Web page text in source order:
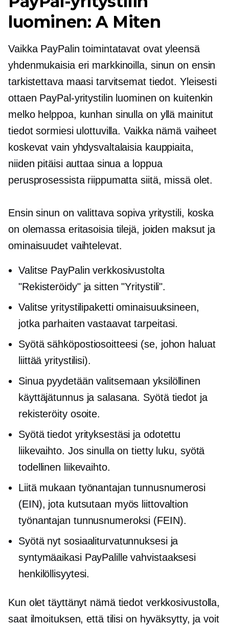
luominen: A Miten
Vaikka PayPalin toimintatavat ovat yleensä
yhdenmukaisia ​​eri markkinoilla, sinun on ensin
tarkistettava maasi tarvitsemat tiedot. Yleisesti
ottaen PayPal-yritystilin luominen on kuitenkin
melko helppoa, kunhan sinulla on yllä mainitut
tiedot sormiesi ulottuvilla. Vaikka nämä vaiheet
koskevat vain yhdysvaltalaisia ​​kauppiaita,
niiden pitäisi auttaa sinua a loppua
perusprosessista riippumatta siitä, missä olet.
Ensin sinun on valittava sopiva yritystili, koska
on olemassa eritasoisia tilejä, joiden maksut ja
ominaisuudet vaihtelevat.
Valitse PayPalin verkkosivustolta
"Rekisteröidy" ja sitten "Yritystili".
Valitse yritystilipaketti ominaisuuksineen,
jotka parhaiten vastaavat tarpeitasi.
Syötä sähköpostiosoitteesi (se, johon haluat
liittää yritystilisi).
Sinua pyydetään valitsemaan yksilöllinen
käyttäjätunnus ja salasana. Syötä tiedot ja
rekisteröity osoite.
Syötä tiedot yrityksestäsi ja odotettu
liikevaihto. Jos sinulla on tietty luku, syötä
todellinen liikevaihto.
Liitä mukaan työnantajan tunnusnumerosi
(EIN), jota kutsutaan myös liittovaltion
työnantajan tunnusnumeroksi (FEIN).
Syötä nyt sosiaaliturvatunnuksesi ja
syntymäaikasi PayPalille vahvistaaksesi
henkilöllisyytesi.
Kun olet täyttänyt nämä tiedot verkkosivustolla,
saat ilmoituksen, että tilisi on hyväksytty, ja voit